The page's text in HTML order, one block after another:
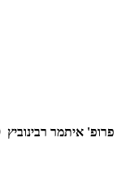
פרופ' איתמר רבינוביץ